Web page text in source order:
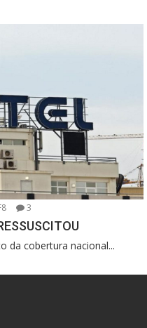
3
da cobertura nacional...